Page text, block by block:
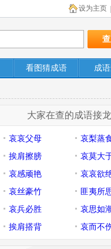
设为主页
看图猜成语 成
大家在查的成语接龙
哀哀父母
哀梨蒸
挨肩擦膀
哀莫大
哀感顽艳
哀哀欲
哀丝豪竹
匪夷所
哀兵必胜
哀思如
挨肩搭背
哀而不